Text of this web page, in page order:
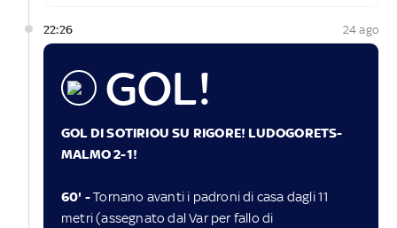
22:26 24 ago
GOL!
GOL DI SOTIRIOU SU RIGORE! LUDOGORETS-
MALMO 2-1!
60' -Tornano avanti i padroni di casa dagli 11
metri (assegnato dal Var per fallo di